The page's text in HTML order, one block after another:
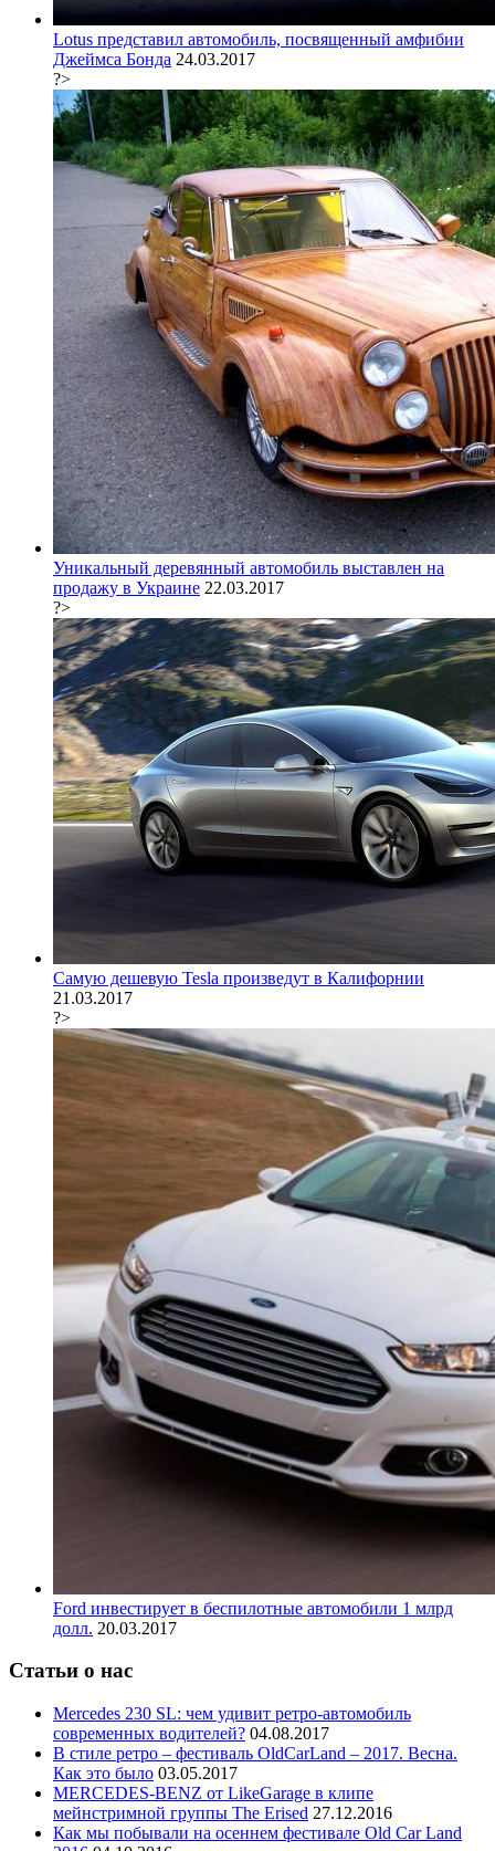
Lotus представил автомобиль, посвященный амфибии
Джеймса Бонда 24.03.2017
?>
Уникальный деревянный автомобиль выставлен на
продажу в Украине 22.03.2017
?>
Самую дешевую Tesla произведут в Калифорнии
21.03.2017
?>
Ford инвестирует в беспилотные автомобили 1 млрд
долл. 20.03.2017
Статьи о нас
Mercedes 230 SL: чем удивит ретро-автомобиль
современных водителей? 04.08.2017
В стиле ретро – фестиваль OldCarLand – 2017. Весна.
Как это было 03.05.2017
MERCEDES-BENZ от LikeGarage в клипе
мейнстримной группы The Erised 27.12.2016
Как мы побывали на осеннем фестивале Old Car Land